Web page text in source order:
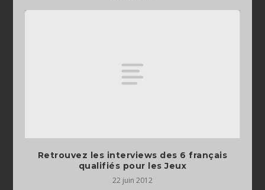
Retrouvez les interviews des 6 français
qualifiés pour les Jeux
22 juin 2012